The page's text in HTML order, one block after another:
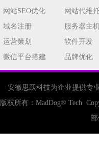
网站SEO优化
网站代维
域名注册
服务器主
运营策划
软件开发
微信平台搭建
品牌优化
安徽思跃科技为企业提供专
版权所有： MadDog® Tech